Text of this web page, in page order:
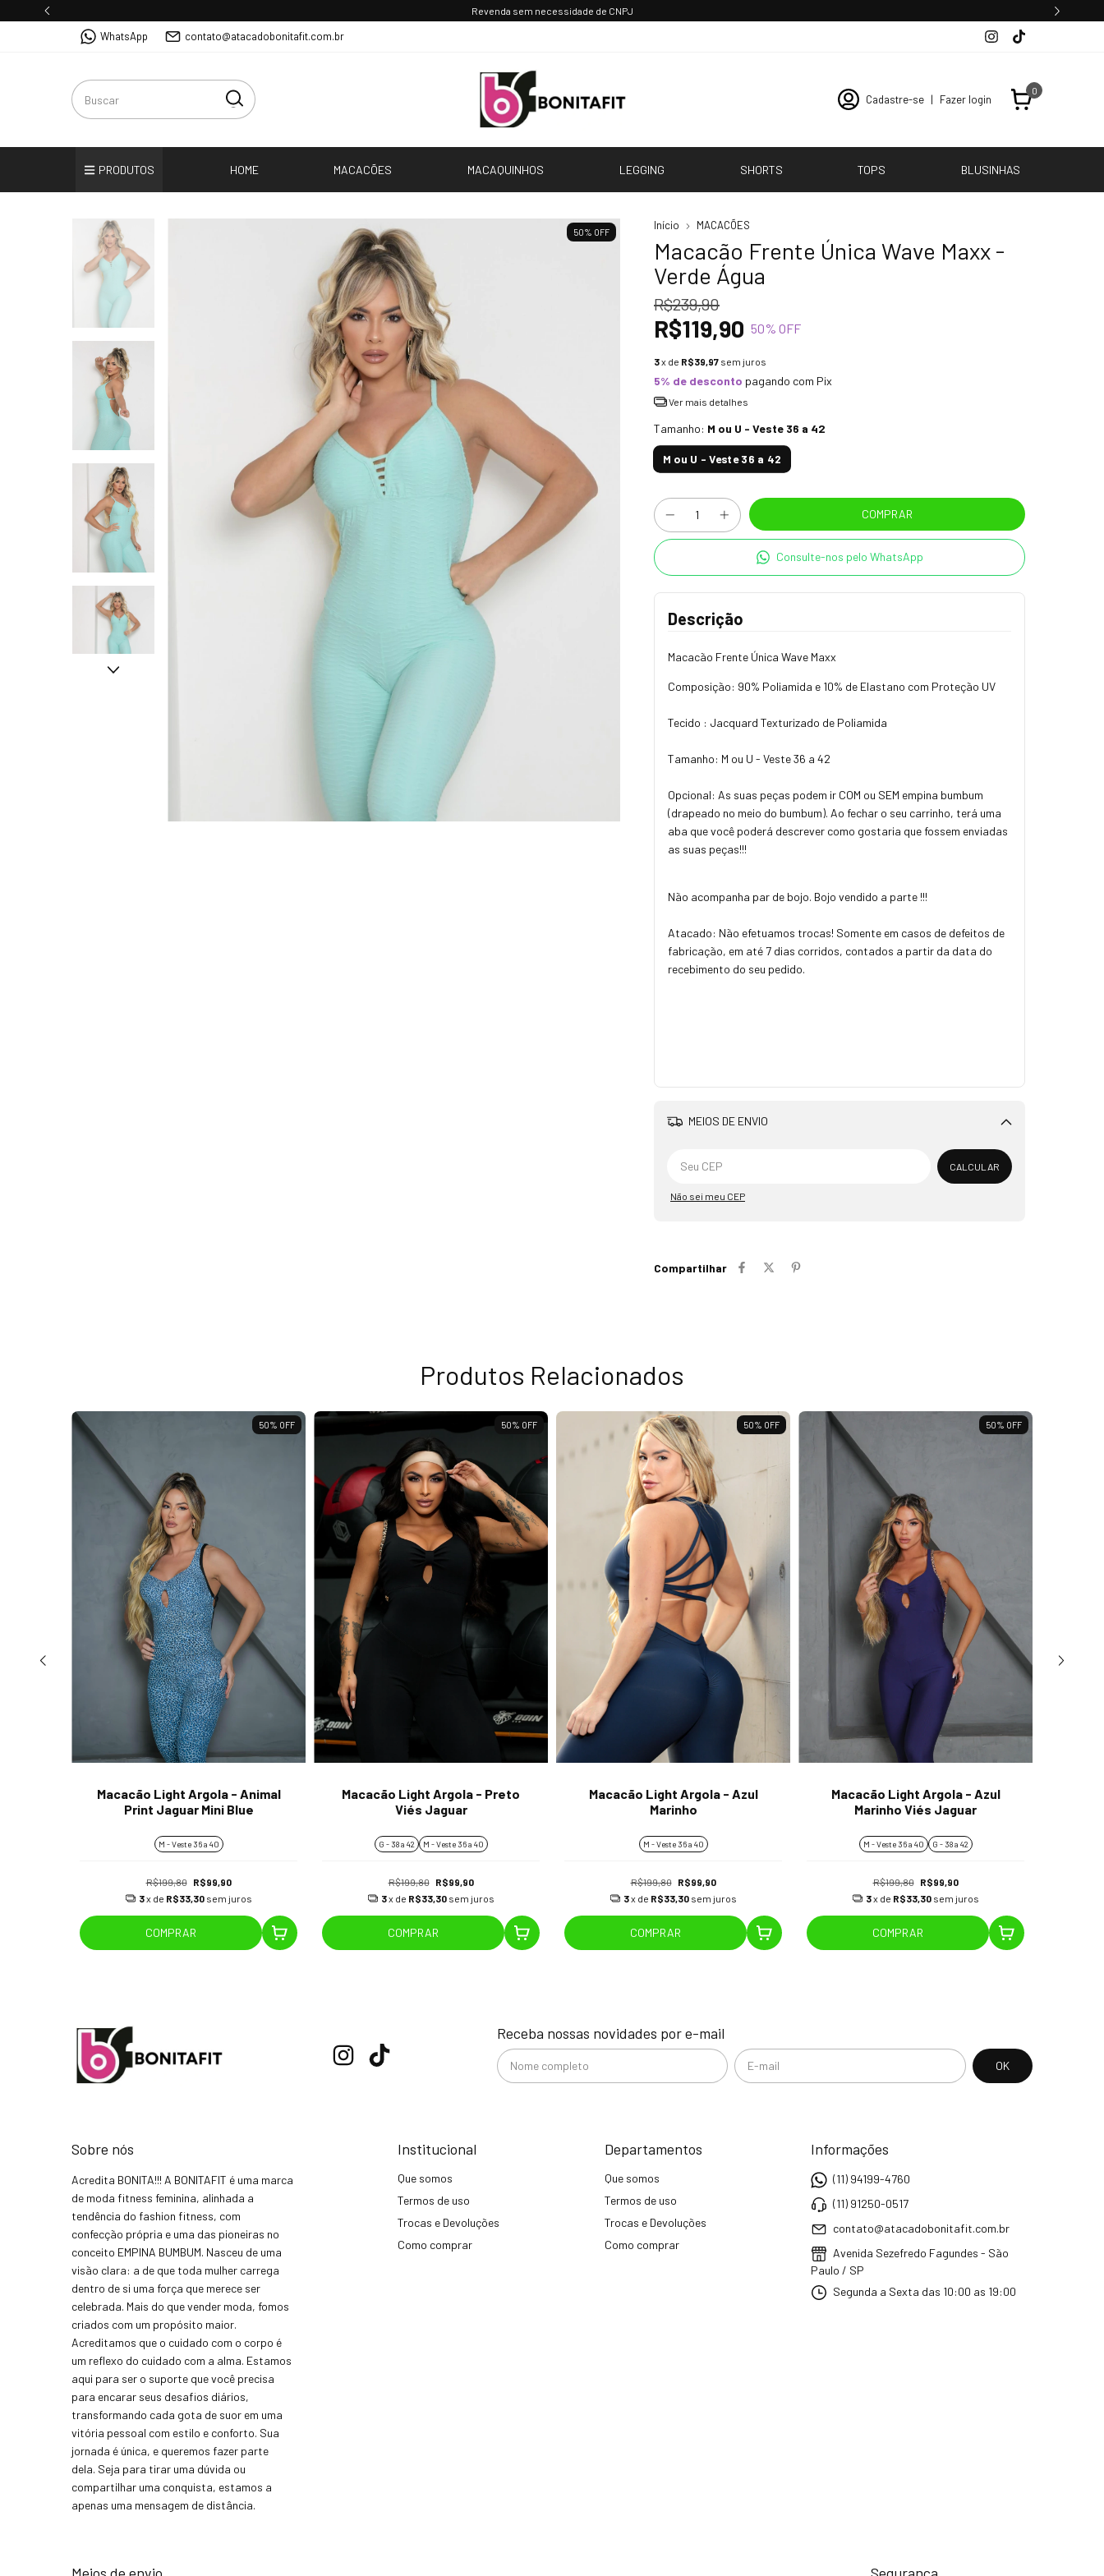
Revenda sem necessidade de CNPJ
WhatsApp contato@atacadobonitafit.com.br
Cadastre-se | Fazer login
0
PRODUTOS HOME MACACÕES MACAQUINHOS LEGGING SHORTS TOPS BLUSINHAS
50% OFF
Início MACACÕES
Macacão Frente Única Wave Maxx -
Verde Água
R$239,90
R$119,90 50% OFF
3x de R$39,97 sem juros
5% de desconto pagando com Pix
Ver mais detalhes
Tamanho: M ou U - Veste 36 a 42
M ou U - Veste 36 a 42
Consulte-nos pelo WhatsApp
Descrição
Macacão Frente Única Wave Maxx
Composição: 90% Poliamida e 10% de Elastano com Proteção UV
Tecido : Jacquard Texturizado de Poliamida
Tamanho: M ou U - Veste 36 a 42
Opcional: As suas peças podem ir COM ou SEM empina bumbum
(drapeado no meio do bumbum). Ao fechar o seu carrinho, terá uma
aba que você poderá descrever como gostaria que fossem enviadas
as suas peças!!!
Não acompanha par de bojo. Bojo vendido a parte !!!
Atacado: Não efetuamos trocas! Somente em casos de defeitos de
fabricação, em até 7 dias corridos, contados a partir da data do
recebimento do seu pedido.
MEIOS DE ENVIO
Alterar CEP
CALCULAR
Não sei meu CEP
Compartilhar
Produtos Relacionados
50% OFF
Macacão Light Argola - Animal
Print Jaguar Mini Blue
M - Veste 36 a 40
R$199,80
R$99,90
3x de R$33,30 sem juros
COMPRAR
50% OFF
Macacão Light Argola - Preto
Viés Jaguar
G - 38 a 42 M - Veste 36 a 40
R$199,80
R$99,90
3x de R$33,30 sem juros
COMPRAR
50% OFF
Macacão Light Argola - Azul
Marinho
M - Veste 36 a 40
R$199,80
R$99,90
3x de R$33,30 sem juros
COMPRAR
50% OFF
Macacão Light Argola - Azul
Marinho Viés Jaguar
M - Veste 36 a 40 G - 38 a 42
R$199,80
R$99,90
3x de R$33,30 sem juros
COMPRAR
Receba nossas novidades por e-mail
Sobre nós
Acredita BONITA!!! A BONITAFIT é uma marca
de moda fitness feminina, alinhada a
tendência do fashion fitness, com
confecção própria e uma das pioneiras no
conceito EMPINA BUMBUM. Nasceu de uma
visão clara: a de que toda mulher carrega
dentro de si uma força que merece ser
celebrada. Mais do que vender moda, fomos
criados com um propósito maior.
Acreditamos que o cuidado com o corpo é
um reflexo do cuidado com a alma. Estamos
aqui para ser o suporte que você precisa
para encarar seus desafios diários,
transformando cada gota de suor em uma
vitória pessoal com estilo e conforto. Sua
jornada é única, e queremos fazer parte
dela. Seja para tirar uma dúvida ou
compartilhar uma conquista, estamos a
apenas uma mensagem de distância.
Institucional
Que somos
Termos de uso
Trocas e Devoluções
Como comprar
Departamentos
Que somos
Termos de uso
Trocas e Devoluções
Como comprar
Informações
(11) 94199-4760
(11) 91250-0517
contato@atacadobonitafit.com.br
Avenida Sezefredo Fagundes - São
Paulo / SP
Segunda a Sexta das 10:00 as 19:00